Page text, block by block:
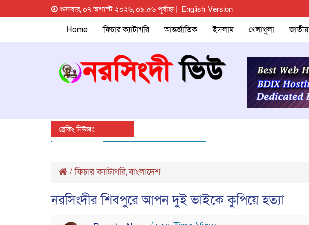
শুক্রবার, ০৭ অগাস্ট ২০২৬, ০৯:৫৬ পূর্বাহ্ন | English Version
Home ফিচার ক্যাটাগরি আন্তর্জাতিক ইসলাম খেলাধুলা জাতীয়
ব্রেকিং নিউজঃ
/ফিচার ক্যাটাগরি,বাংলাদেশ
নরসিংদীর শিবপুরে আপন দুই ভাইকে কুপিয়ে হত্যা